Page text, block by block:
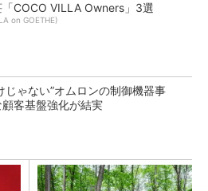
「COCO VILLA Owners」3選
on GOETHE)
じゃない”オムロンの制御機器事
客基盤強化が結実